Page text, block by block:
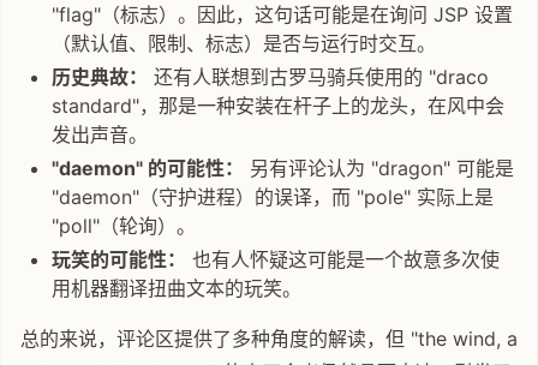
"flag"（标志）。因此，这句话可能是在询问 JSP 设置
（默认值、限制、标志）是否与运行时交互。
历史典故：
还有人联想到古罗马骑兵使用的 "draco
standard"，那是一种安装在杆子上的龙头，在风中会
发出声音。
"daemon" 的可能性：
另有评论认为 "dragon" 可能是
"daemon"（守护进程）的误译，而 "pole" 实际上是
"poll"（轮询）。
玩笑的可能性：
也有人怀疑这可能是一个故意多次使
用机器翻译扭曲文本的玩笑。
总的来说，评论区提供了多种角度的解读，但 "the wind, a